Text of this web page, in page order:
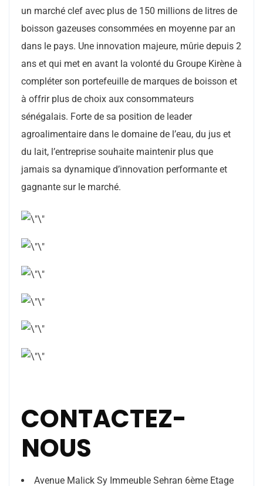
un marché clef avec plus de 150 millions de litres de
boisson gazeuses consommées en moyenne par an
dans le pays. Une innovation majeure, mûrie depuis 2
ans et qui met en avant la volonté du Groupe Kirène à
compléter son portefeuille de marques de boisson et
à offrir plus de choix aux consommateurs
sénégalais. Forte de sa position de leader
agroalimentaire dans le domaine de l’eau, du jus et
du lait, l’entreprise souhaite maintenir plus que
jamais sa dynamique d’innovation performante et
gagnante sur le marché.
CONTACTEZ-
NOUS
Avenue Malick Sy Immeuble Sehran 6ème Etage